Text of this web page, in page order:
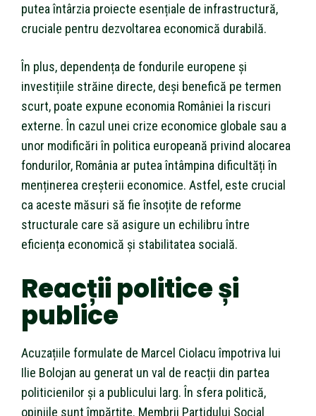
putea întârzia proiecte esențiale de infrastructură,
cruciale pentru dezvoltarea economică durabilă.
În plus, dependența de fondurile europene și
investițiile străine directe, deși benefică pe termen
scurt, poate expune economia României la riscuri
externe. În cazul unei crize economice globale sau a
unor modificări în politica europeană privind alocarea
fondurilor, România ar putea întâmpina dificultăți în
menținerea creșterii economice. Astfel, este crucial
ca aceste măsuri să fie însoțite de reforme
structurale care să asigure un echilibru între
eficiența economică și stabilitatea socială.
Reacții politice și
publice
Acuzațiile formulate de Marcel Ciolacu împotriva lui
Ilie Bolojan au generat un val de reacții din partea
politicienilor și a publicului larg. În sfera politică,
opiniile sunt împărțite. Membrii Partidului Social